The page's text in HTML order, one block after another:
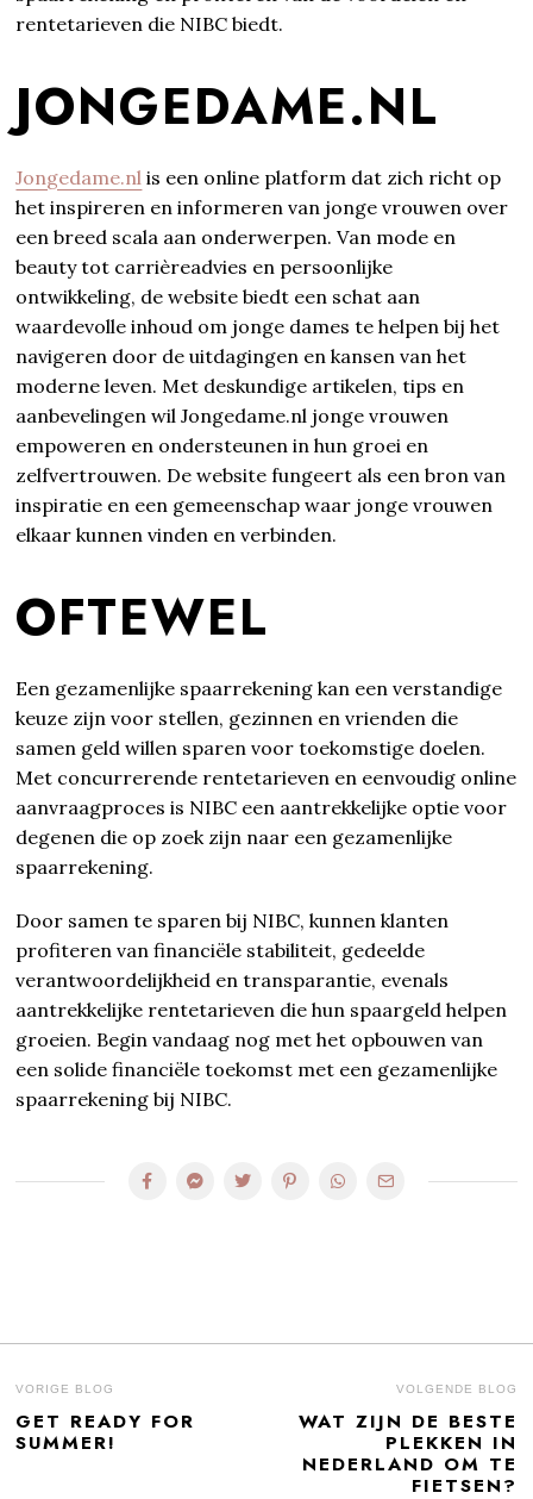
rentetarieven die NIBC biedt.
JONGEDAME.NL
Jongedame.nl is een online platform dat zich richt op
het inspireren en informeren van jonge vrouwen over
een breed scala aan onderwerpen. Van mode en
beauty tot carrièreadvies en persoonlijke
ontwikkeling, de website biedt een schat aan
waardevolle inhoud om jonge dames te helpen bij het
navigeren door de uitdagingen en kansen van het
moderne leven. Met deskundige artikelen, tips en
aanbevelingen wil Jongedame.nl jonge vrouwen
empoweren en ondersteunen in hun groei en
zelfvertrouwen. De website fungeert als een bron van
inspiratie en een gemeenschap waar jonge vrouwen
elkaar kunnen vinden en verbinden.
OFTEWEL
Een gezamenlijke spaarrekening kan een verstandige
keuze zijn voor stellen, gezinnen en vrienden die
samen geld willen sparen voor toekomstige doelen.
Met concurrerende rentetarieven en eenvoudig online
aanvraagproces is NIBC een aantrekkelijke optie voor
degenen die op zoek zijn naar een gezamenlijke
spaarrekening.
Door samen te sparen bij NIBC, kunnen klanten
profiteren van financiële stabiliteit, gedeelde
verantwoordelijkheid en transparantie, evenals
aantrekkelijke rentetarieven die hun spaargeld helpen
groeien. Begin vandaag nog met het opbouwen van
een solide financiële toekomst met een gezamenlijke
spaarrekening bij NIBC.
BERICHT
NAVIGATIE
VORIGE BLOG
Previous
post:
GET READY FOR
SUMMER!
VOLGENDE BLOG
WAT ZIJN DE BESTE
PLEKKEN IN
NEDERLAND OM TE
FIETSEN?